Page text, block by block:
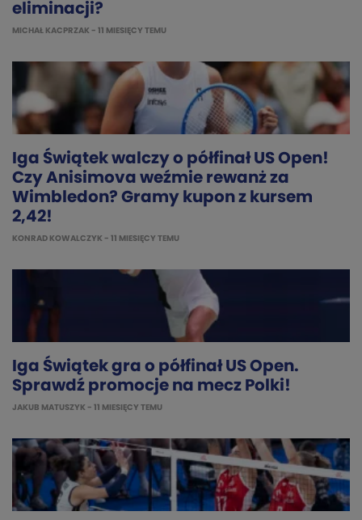
eliminacji?
MICHAŁ KACPRZAK - 11 MIESIĘCY TEMU
Iga Świątek walczy o półfinał US Open!
Czy Anisimova weźmie rewanż za
Wimbledon? Gramy kupon z kursem
2,42!
KONRAD KOWALCZYK - 11 MIESIĘCY TEMU
Iga Świątek gra o półfinał US Open.
Sprawdź promocje na mecz Polki!
JAKUB MATUSZYK - 11 MIESIĘCY TEMU